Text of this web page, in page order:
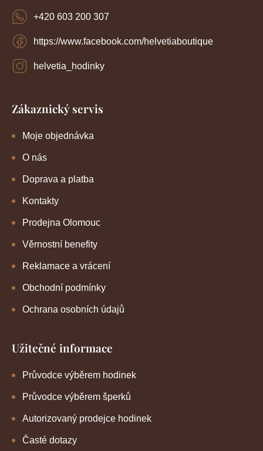
https://www.facebook.com/helvetiaboutique
helvetia_hodinky
+420 603 200 307
Zákaznický servis
Moje objednávka
O nás
Doprava a platba
Kontakty
Prodejna Olomouc
Věrnostní benefity
Reklamace a vrácení
Obchodní podmínky
Ochrana osobních údajů
Užitečné informace
Průvodce výběrem hodinek
Průvodce výběrem šperků
Autorizovaný prodejce hodinek
Časté dotazy